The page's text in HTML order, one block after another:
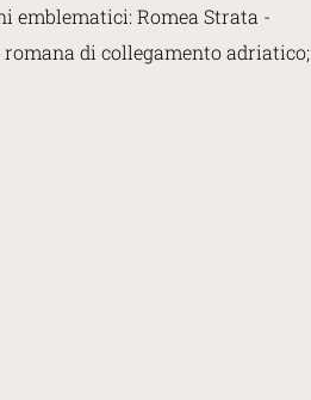
emblematici: Romea Strata -
di collegamento adriatico;